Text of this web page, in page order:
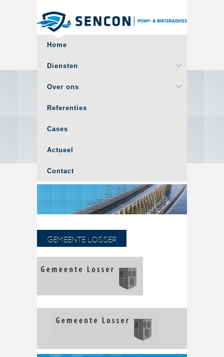
Home
Diensten
Over ons
Referenties
Cases
Actueel
Contact
GEMEENTE LOSSER